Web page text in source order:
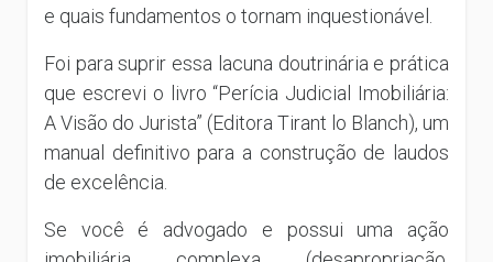
e quais fundamentos o tornam inquestionável.
Foi para suprir essa lacuna doutrinária e prática
que escrevi o livro “Perícia Judicial Imobiliária:
A Visão do Jurista” (Editora Tirant lo Blanch), um
manual definitivo para a construção de laudos
de excelência.
Se você é advogado e possui uma ação